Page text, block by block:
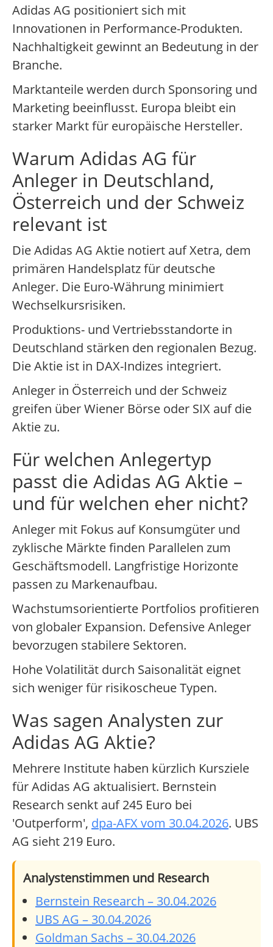
Adidas AG positioniert sich mit
Innovationen in Performance-Produkten.
Nachhaltigkeit gewinnt an Bedeutung in der
Branche.
Marktanteile werden durch Sponsoring und
Marketing beeinflusst. Europa bleibt ein
starker Markt für europäische Hersteller.
Warum Adidas AG für
Anleger in Deutschland,
Österreich und der Schweiz
relevant ist
Die Adidas AG Aktie notiert auf Xetra, dem
primären Handelsplatz für deutsche
Anleger. Die Euro-Währung minimiert
Wechselkursrisiken.
Produktions- und Vertriebsstandorte in
Deutschland stärken den regionalen Bezug.
Die Aktie ist in DAX-Indizes integriert.
Anleger in Österreich und der Schweiz
greifen über Wiener Börse oder SIX auf die
Aktie zu.
Für welchen Anlegertyp
passt die Adidas AG Aktie –
und für welchen eher nicht?
Anleger mit Fokus auf Konsumgüter und
zyklische Märkte finden Parallelen zum
Geschäftsmodell. Langfristige Horizonte
passen zu Markenaufbau.
Wachstumsorientierte Portfolios profitieren
von globaler Expansion. Defensive Anleger
bevorzugen stabilere Sektoren.
Hohe Volatilität durch Saisonalität eignet
sich weniger für risikoscheue Typen.
Was sagen Analysten zur
Adidas AG Aktie?
Mehrere Institute haben kürzlich Kursziele
für Adidas AG aktualisiert. Bernstein
Research senkt auf 245 Euro bei
'Outperform', dpa-AFX vom 30.04.2026. UBS
AG sieht 219 Euro.
Analystenstimmen und Research
Bernstein Research – 30.04.2026
UBS AG – 30.04.2026
Goldman Sachs – 30.04.2026